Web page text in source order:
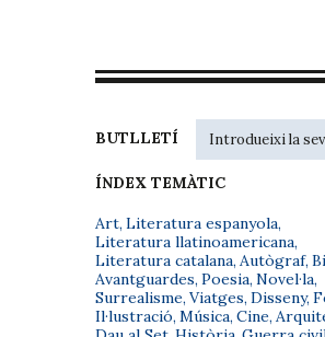
BUTLLETÍ
ÍNDEX TEMÀTIC
Art, Literatura espanyola,
Literatura llatinoamericana,
Literatura catalana, Autògraf,
Avantguardes, Poesia, Novel·la,
Surrealisme, Viatges, Disseny,
Il·lustració, Música, Cine,